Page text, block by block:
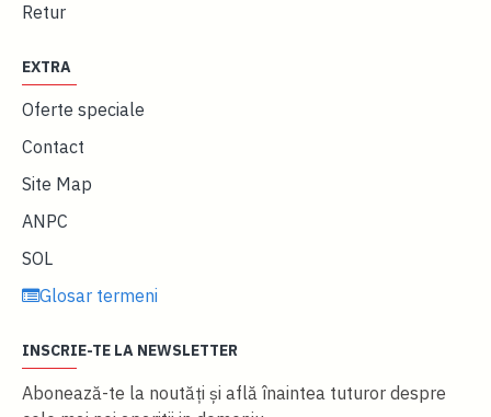
Retur
EXTRA
Oferte speciale
Contact
Site Map
ANPC
SOL
Glosar termeni
INSCRIE-TE LA NEWSLETTER
Abonează-te la noutăţi și află înaintea tuturor despre